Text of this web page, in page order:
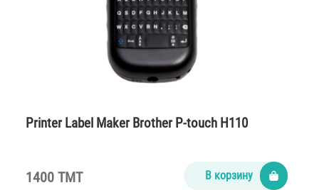
Printer Label Maker Brother P-touch H110
1400 TMT В корзину